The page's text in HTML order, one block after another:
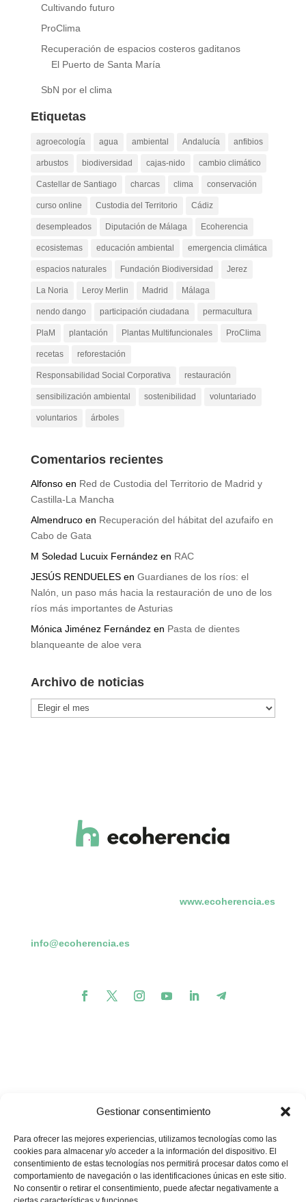
Gestionar consentimiento
Para ofrecer las mejores experiencias, utilizamos tecnologías como las
cookies para almacenar y/o acceder a la información del dispositivo. El
consentimiento de estas tecnologías nos permitirá procesar datos como el
comportamiento de navegación o las identificaciones únicas en este sitio.
No consentir o retirar el consentimiento, puede afectar negativamente a
Cultivando futuro
ProClima
Recuperación de espacios costeros gaditanos
El Puerto de Santa María
SbN por el clima
Etiquetas
agroecología agua ambiental Andalucía anfibios
arbustos biodiversidad cajas-nido cambio climático
Castellar de Santiago charcas clima conservación
curso online Custodia del Territorio Cádiz
desempleados Diputación de Málaga Ecoherencia
ecosistemas educación ambiental emergencia climática
espacios naturales Fundación Biodiversidad Jerez
La Noria Leroy Merlin Madrid Málaga
nendo dango participación ciudadana permacultura
PlaM plantación Plantas Multifuncionales ProClima
recetas reforestación
Responsabilidad Social Corporativa restauración
sensibilización ambiental sostenibilidad voluntariado
voluntarios árboles
Comentarios recientes
Alfonsoen Red de Custodia del Territorio de Madrid y
Castilla-La Mancha
Almendrucoen Recuperación del hábitat del azufaifo en
Cabo de Gata
M Soledad Lucuix Fernándezen RAC
JESÚS RENDUELESen Guardianes de los ríos: el
Nalón, un paso más hacia la restauración de uno de los
ríos más importantes de Asturias
Mónica Jiménez Fernándezen Pasta de dientes
blanqueante de aloe vera
Archivo de noticias
Archivo
de
www.ecoherencia.es
info@ecoherencia.es
💪🏽¿Te gustaría apoyar nuestros proyectos?
¡Buenas